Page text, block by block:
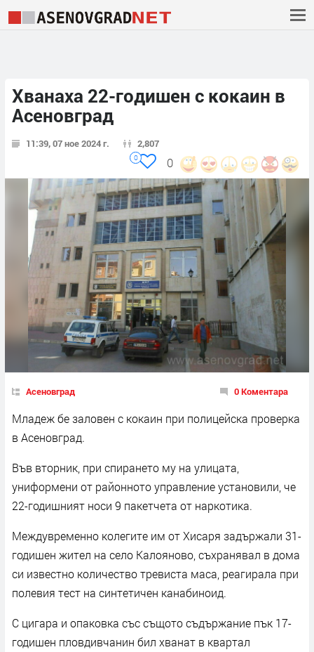
Хванаха 22-годишен с кокаин в
Асеновград
11:39, 07 ное 2024 г. 2,807
0
0
Асеновград 0 Коментара
Младеж бе заловен с кокаин при полицейска проверка
в Асеновград.
Във вторник, при спирането му на улицата,
униформени от районното управление установили, че
22-годишният носи 9 пакетчета от наркотика.
Междувременно колегите им от Хисаря задържали 31-
годишен жител на село Калояново, съхранявал в дома
си известно количество тревиста маса, реагирала при
полевия тест на синтетичен канабиноид.
С цигара и опаковка със същото съдържание пък 17-
годишен пловдивчанин бил хванат в квартал